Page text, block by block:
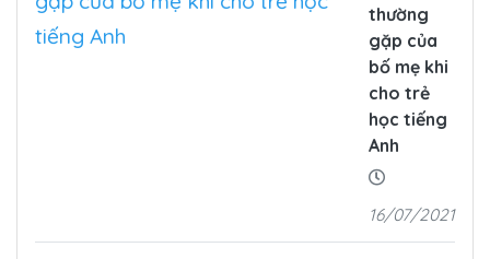
thường
gặp của
bố mẹ khi
cho trẻ
học tiếng
Anh
16/07/2021